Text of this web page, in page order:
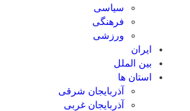
سیاسی
فرهنگی
ورزشی
ایران
بین الملل
استان ها
آذربایجان شرقی
آذربایجان غربی